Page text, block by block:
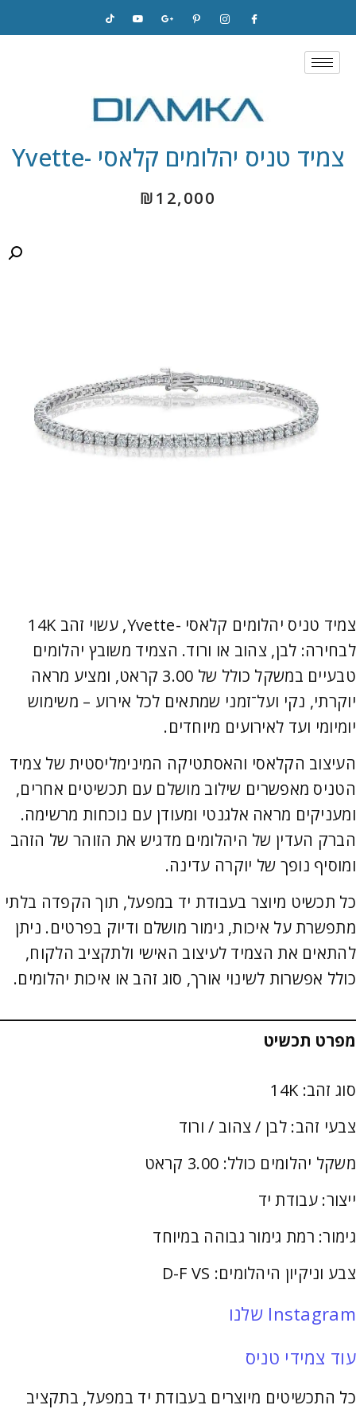
Skip
to
צמיד טניס יהלומים קלאסי -Yvette
₪12,000
צמיד טניס יהלומים קלאסי -Yvette, עשוי זהב 14K
לבחירה: לבן, צהוב או ורוד. הצמיד משובץ יהלומים
טבעיים במשקל כולל של 3.00 קראט, ומציע מראה
יוקרתי, נקי ועל־זמני שמתאים לכל אירוע – משימוש
יומיומי ועד לאירועים מיוחדים.
העיצוב הקלאסי והאסתטיקה המינימליסטית של צמיד
הטניס מאפשרים שילוב מושלם עם תכשיטים אחרים,
ומעניקים מראה אלגנטי ומעודן עם נוכחות מרשימה.
הברק העדין של היהלומים מדגיש את הזוהר של הזהב
ומוסיף נופך של יוקרה עדינה.
כל תכשיט מיוצר בעבודת יד במפעל, תוך הקפדה בלתי
מתפשרת על איכות, גימור מושלם ודיוק בפרטים. ניתן
להתאים את הצמיד לעיצוב האישי ולתקציב הלקוח,
כולל אפשרות לשינוי אורך, סוג זהב או איכות יהלומים.
מפרט תכשיט
סוג זהב: 14K
צבעי זהב: לבן / צהוב / ורוד
משקל יהלומים כולל: 3.00 קראט
ייצור: עבודת יד
גימור: רמת גימור גבוהה במיוחד
צבע וניקיון היהלומים: D-F VS
Instagram שלנו
עוד צמידי טניס
כל התכשיטים מיוצרים בעבודת יד במפעל, בתקציב